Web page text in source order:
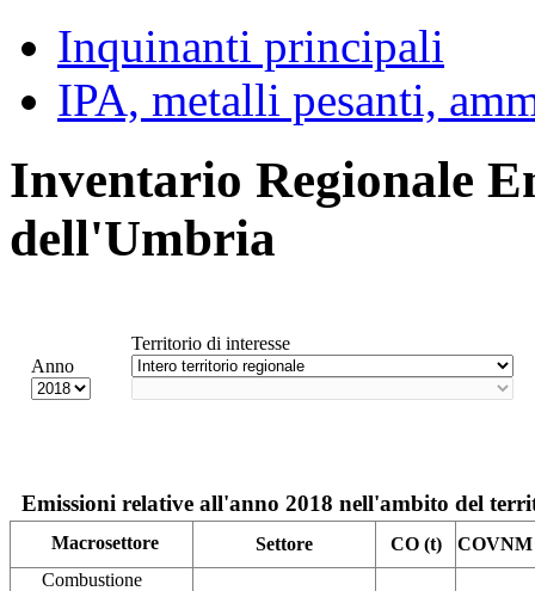
Inquinanti principali
IPA, metalli pesanti,
Inventario Regionale
dell'Umbria
Anno
Territorio di interesse
Emissioni relative all'anno 2018 nell'ambito del
Macrosettore Settore CO (t)
COVNM
Combustione